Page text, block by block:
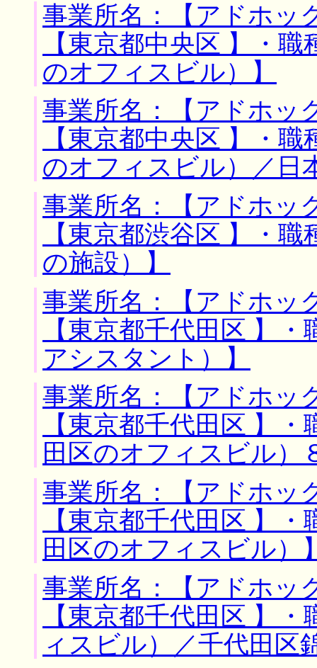
事業所名：【アドホ
【東京都中央区 】・
のオフィスビル）】
事業所名：【アドホ
【東京都中央区 】・
のオフィスビル）／日
事業所名：【アドホ
【東京都渋谷区 】・
の施設）】
事業所名：【アドホ
【東京都千代田区 】
アシスタント）】
事業所名：【アドホ
【東京都千代田区 】
田区のオフィスビル）
事業所名：【アドホ
【東京都千代田区 】
田区のオフィスビル）
事業所名：【アドホ
【東京都千代田区 】
ィスビル）／千代田区